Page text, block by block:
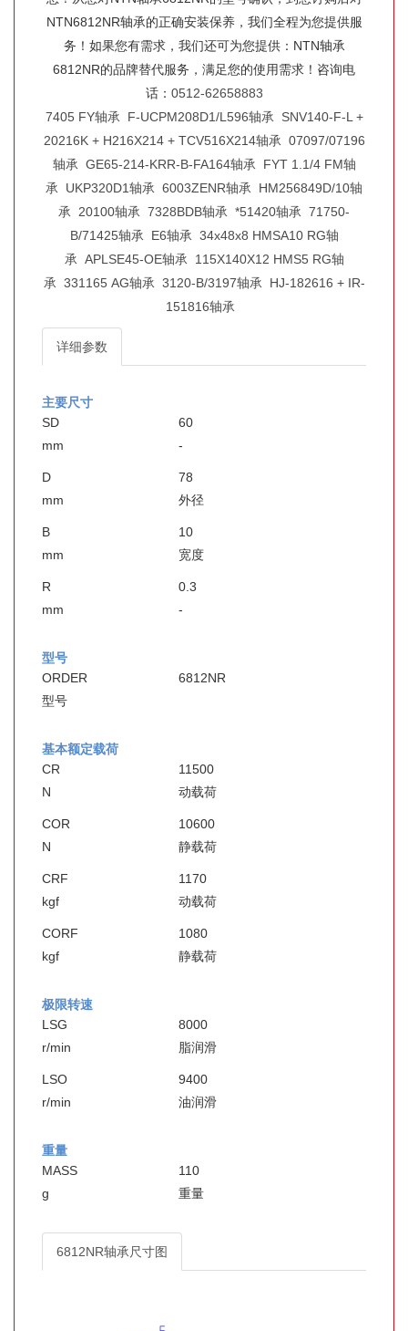
NTN6812NR轴承的正确安装保养，我们全程为您提供服
务！如果您有需求，我们还可为您提供：NTN轴承
6812NR的品牌替代服务，满足您的使用需求！咨询电
话： 0512-62658883
7405 FY轴承 F-UCPM208D1/L596轴承 SNV140-F-L +
20216K + H216X214 + TCV516X214轴承 07097/07196
轴承 GE65-214-KRR-B-FA164轴承 FYT 1.1/4 FM轴
承 UKP320D1轴承 6003ZENR轴承 HM256849D/10轴
承 20100轴承 7328BDB轴承 *51420轴承 71750-
B/71425轴承 E6轴承 34x48x8 HMSA10 RG轴
承 APLSE45-OE轴承 115X140X12 HMS5 RG轴
承 331165 AG轴承 3120-B/3197轴承 HJ-182616 + IR-
151816轴承
详细参数
主要尺寸
SD
60
mm
-
D
78
mm
外径
B
10
mm
宽度
R
0.3
mm
-
型号
ORDER
6812NR
型号
基本额定载荷
CR
11500
N
动载荷
COR
10600
N
静载荷
CRF
1170
kgf
动载荷
CORF
1080
kgf
静载荷
极限转速
LSG
8000
r/min
脂润滑
LSO
9400
r/min
油润滑
重量
MASS
110
g
重量
6812NR轴承尺寸图